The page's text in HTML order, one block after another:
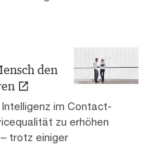
den
im Contact-
zu erhöhen
trotz einiger